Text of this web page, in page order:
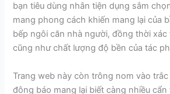
bạn tiêu dùng nhân tiện dụng sắm
mang phong cách khiến mang lại của
bếp ngôi căn nhà người, đồng thời xác
cũng như chất lượng độ bền của tác
Trang web này còn trông nom vào
đông báo mang lại biết càng nhiều